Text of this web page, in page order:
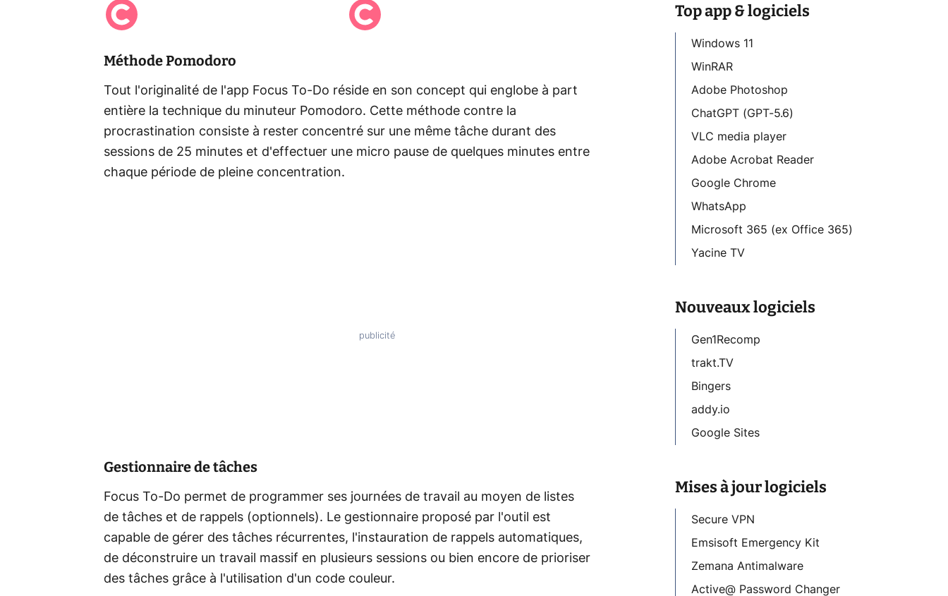
Méthode Pomodoro
Tout l'originalité de l'app Focus To-Do réside en son concept qui englobe à part
entière la technique du minuteur Pomodoro. Cette méthode contre la
procrastination consiste à rester concentré sur une même tâche durant des
sessions de 25 minutes et d'effectuer une micro pause de quelques minutes entre
chaque période de pleine concentration.
Gestionnaire de tâches
Focus To-Do permet de programmer ses journées de travail au moyen de listes
de tâches et de rappels (optionnels). Le gestionnaire proposé par l'outil est
capable de gérer des tâches récurrentes, l'instauration de rappels automatiques,
de déconstruire un travail massif en plusieurs sessions ou bien encore de prioriser
des tâches grâce à l'utilisation d'un code couleur.
Top app & logiciels
Windows 11
WinRAR
Adobe Photoshop
ChatGPT (GPT-5.6)
VLC media player
Adobe Acrobat Reader
Google Chrome
WhatsApp
Microsoft 365 (ex Office 365)
Yacine TV
Nouveaux logiciels
Gen1Recomp
trakt.TV
Bingers
addy.io
Google Sites
Mises à jour logiciels
Secure VPN
Emsisoft Emergency Kit
Zemana Antimalware
Active@ Password Changer